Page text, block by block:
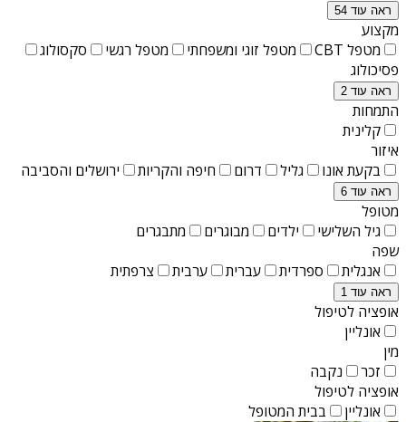
ראה עוד 54
מקצוע
מטפל CBT
מטפל זוגי ומשפחתי מטפל רגשי
סקסולוג
פסיכולוג
ראה עוד 2
התמחות
קלינית
איזור
בקעת אונו
גליל דרום חיפה והקריות ירושלים והסביבה
ראה עוד 6
מטופל
גיל השלישי
ילדים מבוגרים
מתבגרים
שפה
אנגלית
ספרדית עברית ערבית צרפתית
ראה עוד 1
אופציה לטיפול
אונליין
מין
זכר
נקבה
אופציה לטיפול
אונליין
בבית המטופל